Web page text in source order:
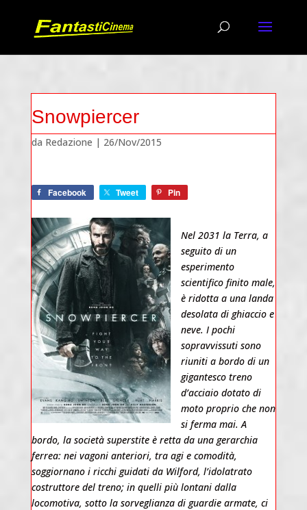
Snowpiercer
da Redazione | 26/Nov/2015
Facebook Tweet Pin
Nel 2031 la Terra, a
seguito di un
esperimento
scientifico finito male,
è ridotta a una landa
desolata di ghiaccio e
neve. I pochi
sopravvissuti sono
riuniti a bordo di un
gigantesco treno
d’acciaio dotato di
moto proprio che non
si ferma mai. A
bordo, la società superstite è retta da una gerarchia
ferrea: nei vagoni anteriori, tra agi e comodità,
soggiornano i ricchi guidati da Wilford, l’idolatrato
costruttore del treno; in quelli più lontani dalla
locomotiva, sotto la sorveglianza di guardie armate, ci